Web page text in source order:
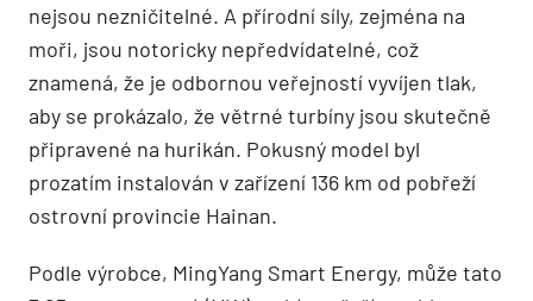
nejsou nezničitelné. A přírodní síly, zejména na
moři, jsou notoricky nepředvídatelné, což
znamená, že je odbornou veřejností vyvíjen tlak,
aby se prokázalo, že větrné turbíny jsou skutečně
připravené na hurikán. Pokusný model byl
prozatím instalován v zařízení 136 km od pobřeží
ostrovní provincie Hainan.
Podle výrobce, MingYang Smart Energy, může tato